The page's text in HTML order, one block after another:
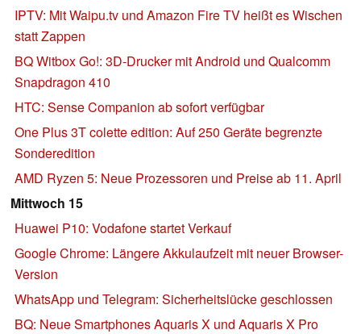
IPTV: Mit Waipu.tv und Amazon Fire TV heißt es Wischen
statt Zappen
BQ Witbox Go!: 3D-Drucker mit Android und Qualcomm
Snapdragon 410
HTC: Sense Companion ab sofort verfügbar
One Plus 3T colette edition: Auf 250 Geräte begrenzte
Sonderedition
AMD Ryzen 5: Neue Prozessoren und Preise ab 11. April
Mittwoch 15
Huawei P10: Vodafone startet Verkauf
Google Chrome: Längere Akkulaufzeit mit neuer Browser-
Version
WhatsApp und Telegram: Sicherheitslücke geschlossen
BQ: Neue Smartphones Aquaris X und Aquaris X Pro